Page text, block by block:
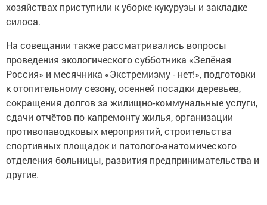
хозяйствах приступили к уборке кукурузы и закладке
силоса.
На совещании также рассматривались вопросы
проведения экологического субботника «Зелёная
Россия» и месячника «Экстремизму - нет!», подготовки
к отопительному сезону, осенней посадки деревьев,
сокращения долгов за жилищно-коммунальные услуги,
сдачи отчётов по капремонту жилья, организации
противопаводковых мероприятий, строительства
спортивных площадок и патолого-анатомического
отделения больницы, развития предпринимательства и
другие.